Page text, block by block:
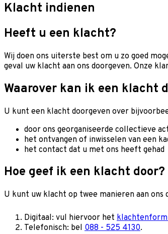
Klacht indienen
Heeft u een klacht?
Wij doen ons uiterste best om u zo goed
geval uw klacht aan ons doorgeven. Onze
Waarover kan ik een klacht
U kunt een klacht doorgeven over
door ons georganiseerde collectieve
het ontvangen of inwisselen van een
het contact dat u met ons heeft gehad
Hoe geef ik een klacht door?
U kunt uw klacht op twee manieren aan ons
Digitaal: vul hiervoor het
Te­le­fo­nisch: bel 088 - 525 4130.